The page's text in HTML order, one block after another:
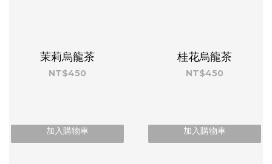
茉莉烏龍茶
NT$450
加入購物車
桂花烏龍茶
NT$450
加入購物車